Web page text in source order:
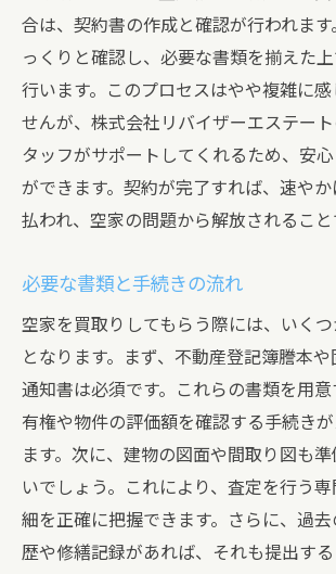
合は、契約書の作成と確認が行われます
っくりと確認し、必要な書類を揃えた
行います。このプロセスはやや複雑に
せんが、株式会社リバイザーエステー
タッフがサポートしてくれるため、安
ができます。契約が完了すれば、速や
払われ、空家の問題から解放されること
必要な書類と手続きの流れ
空家を買取りしてもらう際には、いく
となります。まず、不動産登記簿謄本
通知書は必須です。これらの書類を用
有権や物件の評価額を確認する手続き
ます。次に、建物の図面や間取り図も
いでしょう。これにより、査定を行う
細を正確に把握できます。さらに、過
歴や修繕記録があれば、それも提出す